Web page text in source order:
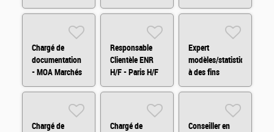
Chargé de
documentation
- MOA Marchés
Financiers H/F
Responsable
Clientèle ENR
H/F - Paris H/F
Expert
modèles/statistiques
à des fins
d'audit H/F
Chargé de
Chargé de
Conseiller en